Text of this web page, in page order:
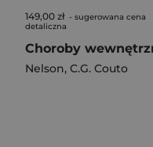
149,00 zł - sugerowana cena
detaliczna
Nelson, C.G. Couto